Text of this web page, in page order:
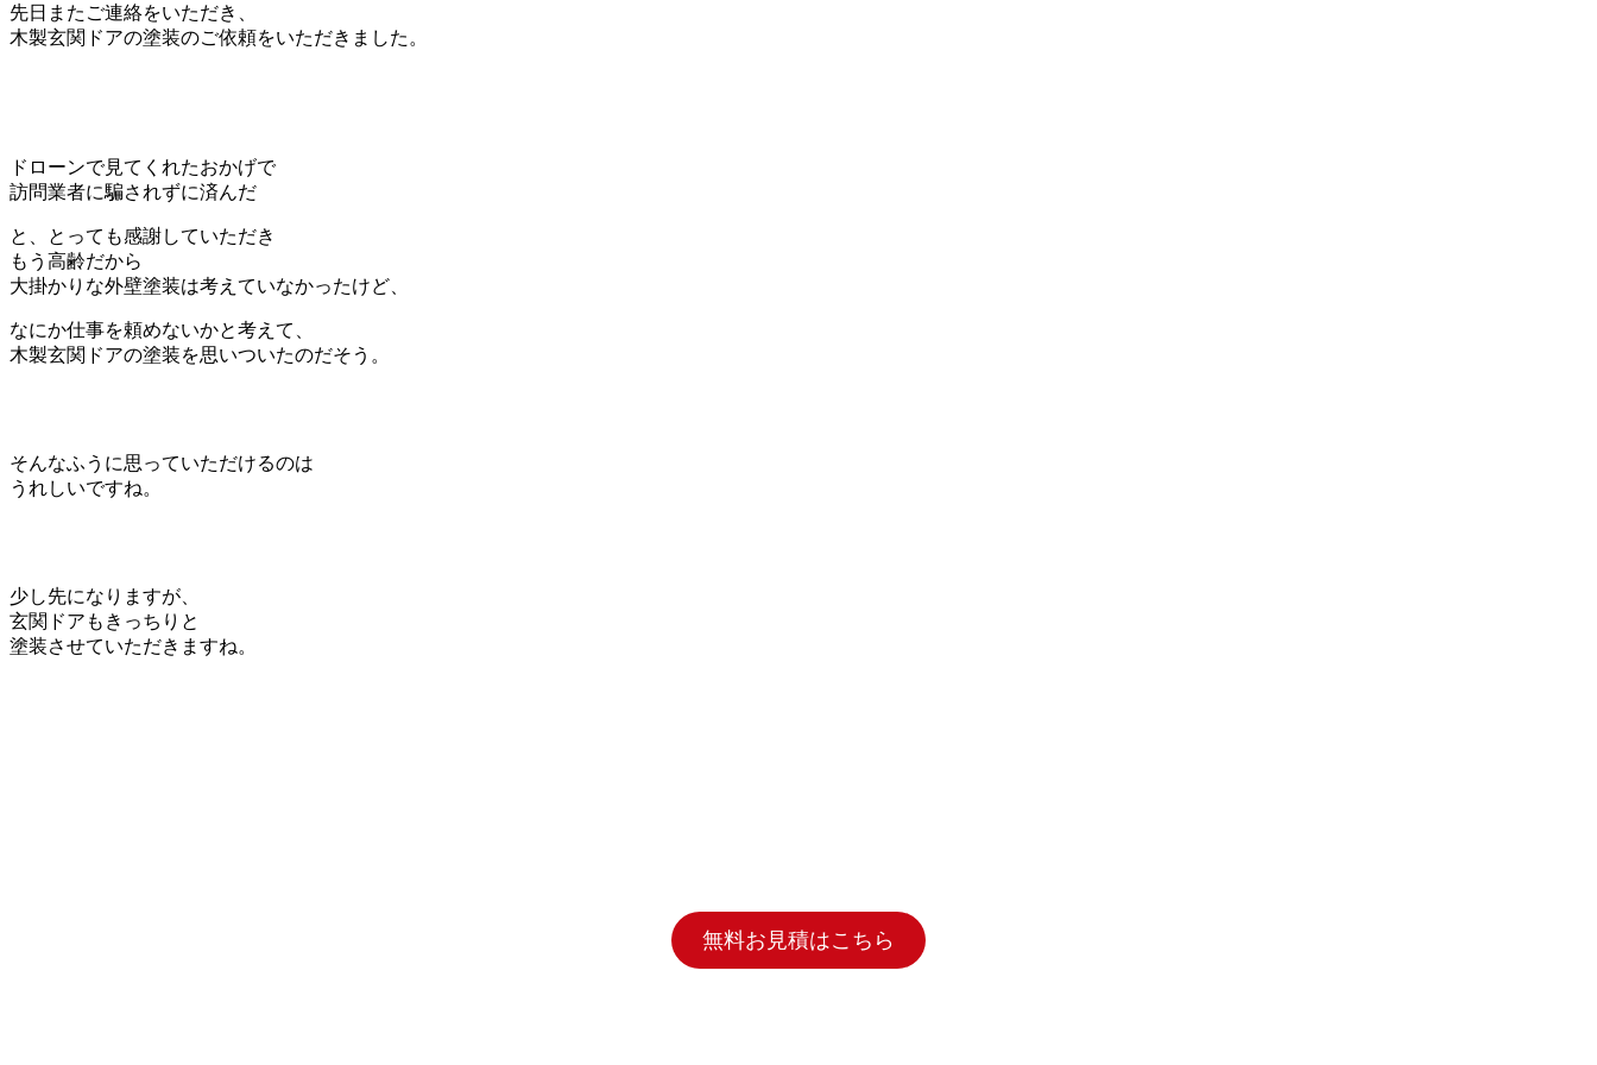
先日またご連絡をいただき、
木製玄関ドアの塗装のご依頼をいただきました。
ドローンで見てくれたおかげで
訪問業者に騙されずに済んだ
と、とっても感謝していただき
もう高齢だから
大掛かりな外壁塗装は考えていなかったけど、
なにか仕事を頼めないかと考えて、
木製玄関ドアの塗装を思いついたのだそう。
そんなふうに思っていただけるのは
うれしいですね。
少し先になりますが、
玄関ドアもきっちりと
塗装させていただきますね。
無料お見積はこちら